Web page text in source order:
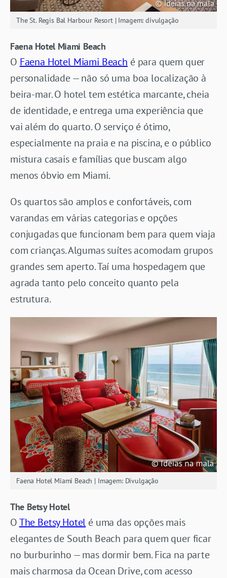
The St. Regis Bal Harbour Resort | Imagem: divulgação
Faena Hotel Miami Beach
O Faena Hotel Miami Beach é para quem quer
personalidade — não só uma boa localização à
beira-mar. O hotel tem estética marcante, cheia
de identidade, e entrega uma experiência que
vai além do quarto. O serviço é ótimo,
especialmente na praia e na piscina, e o público
mistura casais e famílias que buscam algo
menos óbvio em Miami.
Os quartos são amplos e confortáveis, com
varandas em várias categorias e opções
conjugadas que funcionam bem para quem viaja
com crianças. Algumas suítes acomodam grupos
grandes sem aperto. Taí uma hospedagem que
agrada tanto pelo conceito quanto pela
estrutura.
Faena Hotel Miami Beach | Imagem: Divulgação
The Betsy Hotel
OThe Betsy Hotel é uma das opções mais
elegantes de South Beach para quem quer ficar
no burburinho — mas dormir bem. Fica na parte
mais charmosa da Ocean Drive, com acesso